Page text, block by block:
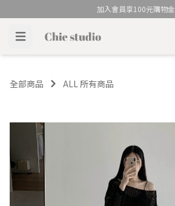
加入會員享100元購物金
全部商品 ALL 所有商品